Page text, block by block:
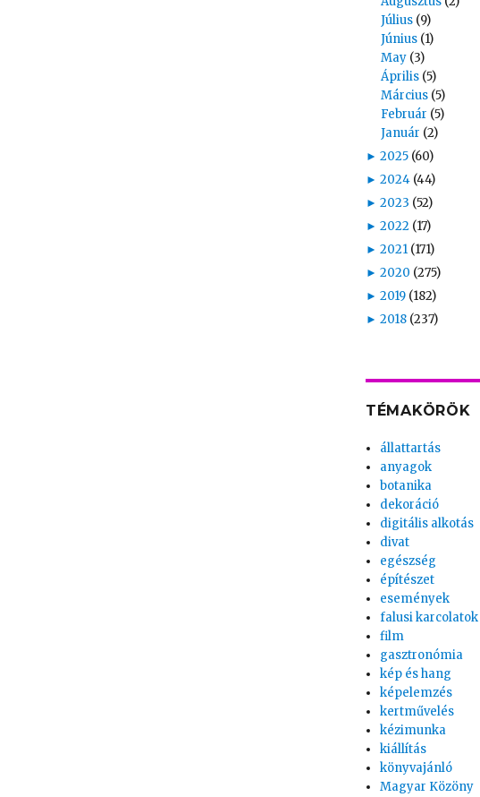
Július (9)
Június (1)
May (3)
Április (5)
Március (5)
Február (5)
Január (2)
► 2025 (60)
► 2024 (44)
► 2023 (52)
► 2022 (17)
► 2021 (171)
► 2020 (275)
► 2019 (182)
► 2018 (237)
TÉMAKÖRÖK
állattartás
anyagok
botanika
dekoráció
digitális alkotás
divat
egészség
építészet
események
falusi karcolatok
film
gasztronómia
kép és hang
képelemzés
kertművelés
kézimunka
kiállítás
könyvajánló
Magyar Közöny